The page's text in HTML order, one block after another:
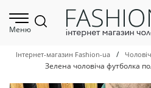
Меню
Інтернет-магазин Fashion-ua /
Зелена чоловіча футболка